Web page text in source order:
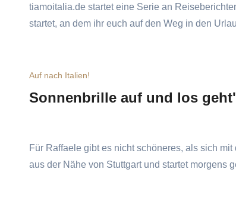
tiamoitalia.de startet eine Serie an
startet, an dem ihr euch auf den Weg in den
Auf nach Italien!
Sonnenbrille auf und los
Für Raffaele gibt es nicht schöneres, als sich
aus der Nähe von Stuttgart und startet morgens